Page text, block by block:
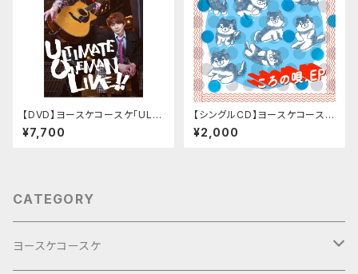
【DVD】ヨースケコースケ「ULTI
MATE ONEMAN LIVE 2022」
¥7,700
【シングルCD】ヨースケコースケ
「ころの唄.ep」
¥2,000
CATEGORY
ヨースケコースケ